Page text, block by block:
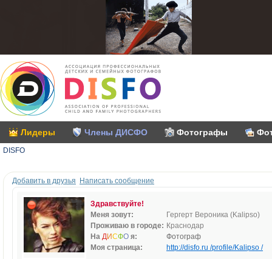
Лидеры Члены ДИСФО Фотографы
DISFO
Добавить в друзья Написать сообщение
Здравствуйте!
Меня зовут:
Гергерт Вероника (Kalipso)
Проживаю в городе: Краснодар
На ДИСФО я:
Фотограф
Моя страница:
http://disfo.ru /profile/Kalipso /